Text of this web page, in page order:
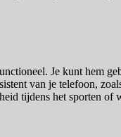
Je kunt hem
van je telefoon,
tijdens het sporten of